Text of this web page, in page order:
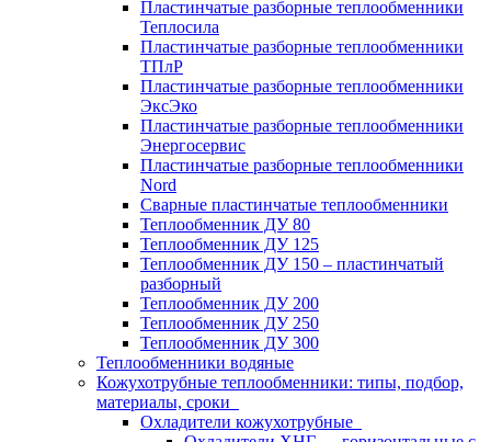
Пластинчатые разборные теплообменники
Теплосила
Пластинчатые разборные теплообменники
ТПлР
Пластинчатые разборные теплообменники
ЭксЭко
Пластинчатые разборные теплообменники
Энергосервис
Пластинчатые разборные теплообменники
Nord
Сварные пластинчатые теплообменники
Теплообменник ДУ 80
Теплообменник ДУ 125
Теплообменник ДУ 150 – пластинчатый
разборный
Теплообменник ДУ 200
Теплообменник ДУ 250
Теплообменник ДУ 300
Теплообменники водяные
Кожухотрубные теплообменники: типы, подбор,
материалы, сроки
Охладители кожухотрубные